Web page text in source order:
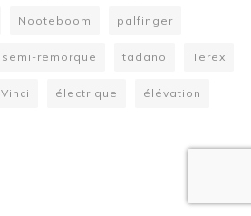
Nooteboom palfinger
semi-remorque tadano Terex
Vinci électrique élévation